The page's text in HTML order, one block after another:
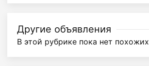
Другие объявления
В этой рубрике пока нет